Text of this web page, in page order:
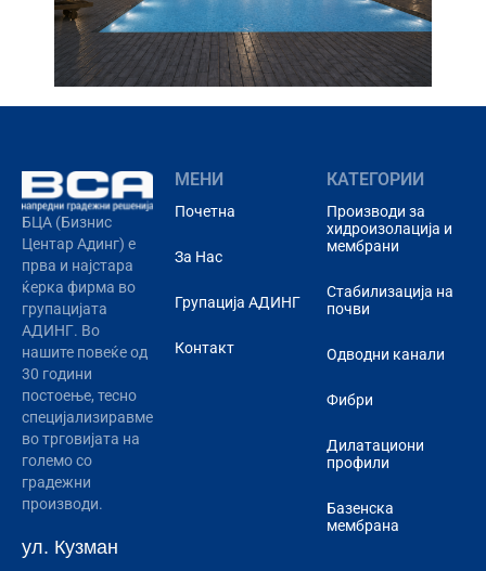
БЦА (Бизнис
Центар Адинг) e
прва и најстара
ќерка фирма во
групацијата
АДИНГ. Во
нашите повеќе од
30 години
постоење, тесно
специјализиравме
во трговијата на
големо со
градежни
производи.
ул. Кузман
МЕНИ
Почетна
За Нас
Групација АДИНГ
Контакт
КАТЕГОРИИ
Производи за
хидроизолација и
мембрани
Стабилизација на
почви
Одводни канали
Фибри
Дилатациони
профили
Базенска
мембрана